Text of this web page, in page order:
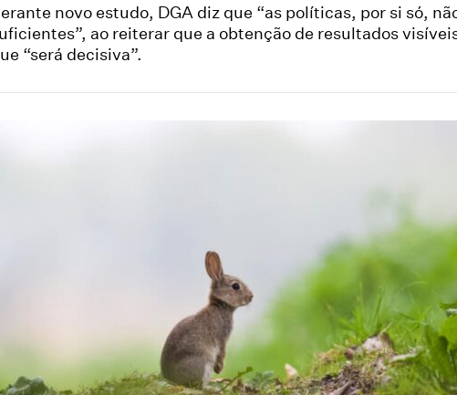
novo estudo, DGA diz que “as políticas, por si só,
ao reiterar que a obtenção de resultados
“será decisiva”.